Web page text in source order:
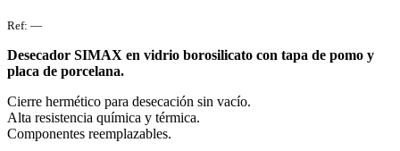
Ref: —
Desecador SIMAX en vidrio borosilicato con tapa de pomo y
placa de porcelana.
Cierre hermético para desecación sin vacío.
Alta resistencia química y térmica.
Componentes reemplazables.